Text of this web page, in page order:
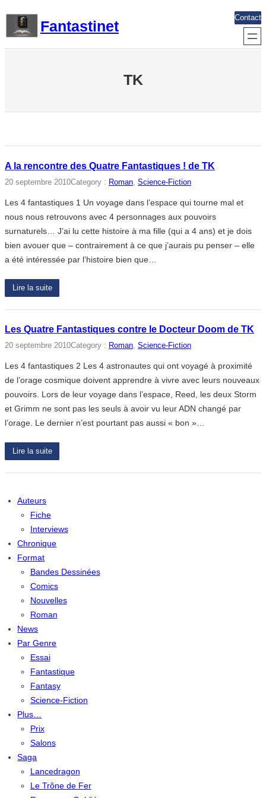
contenu
Fantastinet
Contact
TK
A la rencontre des Quatre Fantastiques ! de TK
20 septembre 2010Category : Roman, Science-Fiction
Les 4 fantastiques 1 Un voyage dans l’espace qui tourne mal et
nous nous retrouvons avec 4 personnages aux pouvoirs
surnaturels… J’ai lu cette histoire à ma fille (qui a 4 ans) et je dois
bien avouer que – contrairement à ce que j’aurais pu penser – elle
a été intéressée par l’histoire bien que…
Lire la suite
Les Quatre Fantastiques contre le Docteur Doom de TK
20 septembre 2010Category : Roman, Science-Fiction
Les 4 fantastiques 2 Les 4 astronautes qui ont voyagé à proximité
de l’orage cosmique doivent apprendre à vivre avec leurs nouveaux
pouvoirs. Lors de leur voyage dans l’espace, Reed, les deux Storm
et Grimm ne sont pas les seuls à avoir vu leur ADN changé par
l’orage. Le dernier n’est pourtant pas aussi « bon »…
Lire la suite
Auteurs
Fiche
Interviews
Chronique
Format
Bandes Dessinées
Comics
Nouvelles
Roman
News
Par Genre
Essai
Fantastique
Fantasy
Science-Fiction
Plus…
Prix
Salons
Saga
Lancedragon
Le Trône de Fer